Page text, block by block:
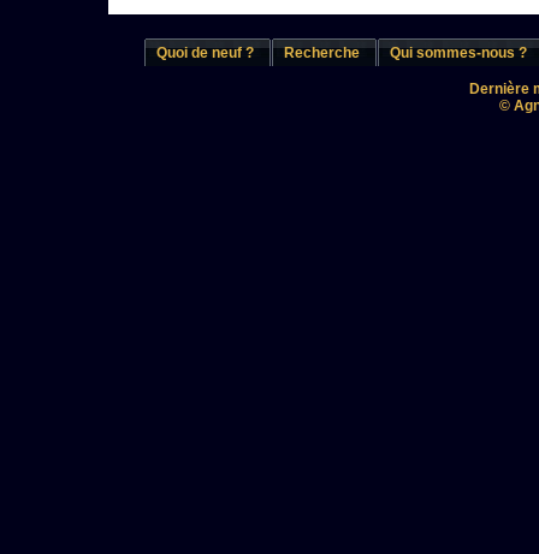
Quoi de neuf ? Recherche Qui sommes-nous ?
Dernière
©